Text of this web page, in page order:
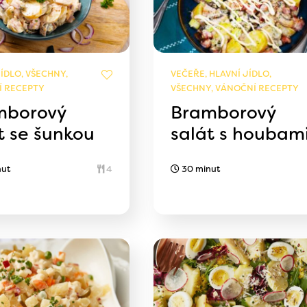
VŠECHNY,
RECEPTY
se šunkou
4
VEČEŘE, HLAVNÍ JÍDLO,
VŠECHNY, VÁNOČNÍ RECEPTY
Bramborový
salát s
30 minut